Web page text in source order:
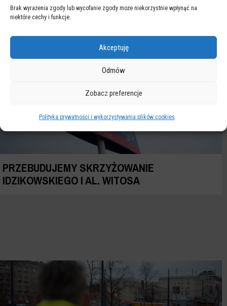
Brak wyrażenia zgody lub wycofanie zgody może niekorzystnie wpłynąć na
niektóre cechy i funkcje.
Akceptuję
Odmów
Zobacz preferencje
Polityka prywatności i wykorzystywania plików cookies
PRZEBUDUJEMY SKRZYŻOWANIE
IDZIKOWSKIEGO I AL. WITOSA